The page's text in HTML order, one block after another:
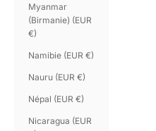
Myanmar
(Birmanie) (EUR
€)
Namibie (EUR €)
Nauru (EUR €)
Népal (EUR €)
Nicaragua (EUR